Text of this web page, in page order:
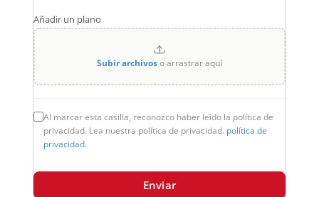
Añadir un plano
Subir archivoso arrastrar aquí
Al marcar esta casilla, reconozco haber leído la política de
privacidad. Lea nuestra política de privacidad. política de
privacidad.
Enviar